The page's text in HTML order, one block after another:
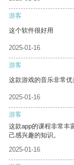
游客
这个软件很好用
2025-01-16
游客
这款游戏的音乐非常优
2025-01-16
游客
这款app的课程非常丰
己感兴趣的知识。
2025-01-16